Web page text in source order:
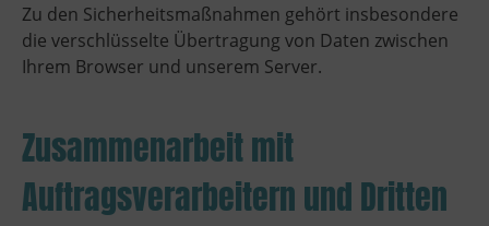
Zu den Sicherheitsmaßnahmen gehört insbesondere
die verschlüsselte Übertragung von Daten zwischen
Ihrem Browser und unserem Server.
Zusammenarbeit mit
Auftragsverarbeitern und Dritten